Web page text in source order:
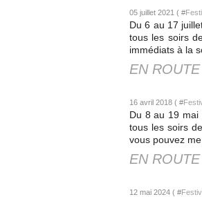
05 juillet 2021 ( #
Du 6 au 17
tous les soirs
immédiats à la
EN
16 avril 2018 ( #
Du 8 au 19 mai
tous les soirs
vous pouvez
EN
12 mai 2024 ( #